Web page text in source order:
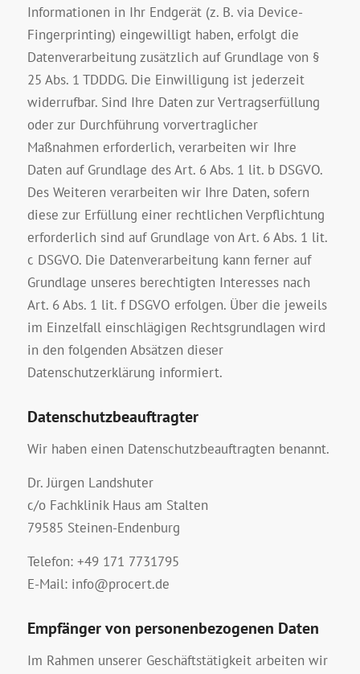
Informationen in Ihr Endgerät (z. B. via Device-
Fingerprinting) eingewilligt haben, erfolgt die
Datenverarbeitung zusätzlich auf Grundlage von §
25 Abs. 1 TDDDG. Die Einwilligung ist jederzeit
widerrufbar. Sind Ihre Daten zur Vertragserfüllung
oder zur Durchführung vorvertraglicher
Maßnahmen erforderlich, verarbeiten wir Ihre
Daten auf Grundlage des Art. 6 Abs. 1 lit. b DSGVO.
Des Weiteren verarbeiten wir Ihre Daten, sofern
diese zur Erfüllung einer rechtlichen Verpflichtung
erforderlich sind auf Grundlage von Art. 6 Abs. 1 lit.
c DSGVO. Die Datenverarbeitung kann ferner auf
Grundlage unseres berechtigten Interesses nach
Art. 6 Abs. 1 lit. f DSGVO erfolgen. Über die jeweils
im Einzelfall einschlägigen Rechtsgrundlagen wird
in den folgenden Absätzen dieser
Datenschutzerklärung informiert.
Datenschutz­beauftragter
Wir haben einen Datenschutzbeauftragten benannt.
Dr. Jürgen Landshuter
c/o Fachklinik Haus am Stalten
79585 Steinen-Endenburg
Telefon: +49 171 7731795
E-Mail: info@procert.de
Empfänger von personenbezogenen Daten
Im Rahmen unserer Geschäftstätigkeit arbeiten wir